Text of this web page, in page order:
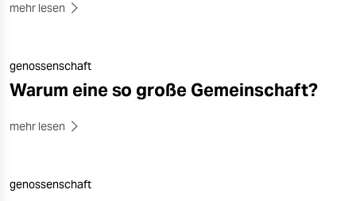
mehr lesen
genossenschaft
Warum eine so große Gemeinschaft?
mehr lesen
genossenschaft